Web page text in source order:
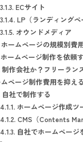
ECサイト
LP（ランディングペ
オウンドメディア
ームページの規模別費
ームページ制作を依頼
制作会社か？フリーラン
ページ制作費用を抑え
自社で制作する
ホームページ作成ツ
CMS（Contents
自社でホームページ